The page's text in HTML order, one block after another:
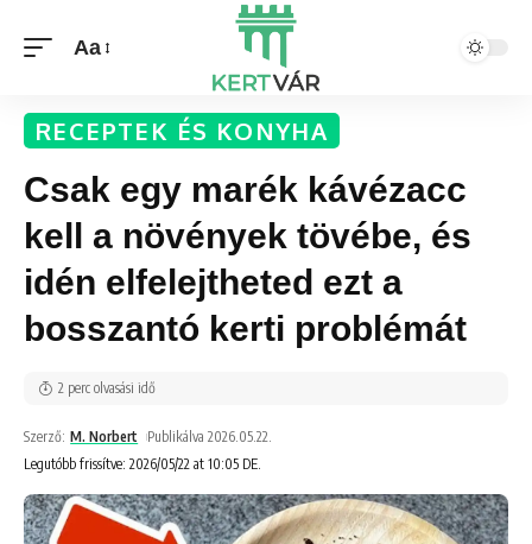
Aa
RECEPTEK ÉS KONYHA
Csak egy marék kávézacc
kell a növények tövébe, és
idén elfelejtheted ezt a
bosszantó kerti problémát
Legutóbb frissítve: 2026/05/22 at 10:05 DE.
Szerző: M. Norbert Publikálva 2026.05.22.
2 perc olvasási idő